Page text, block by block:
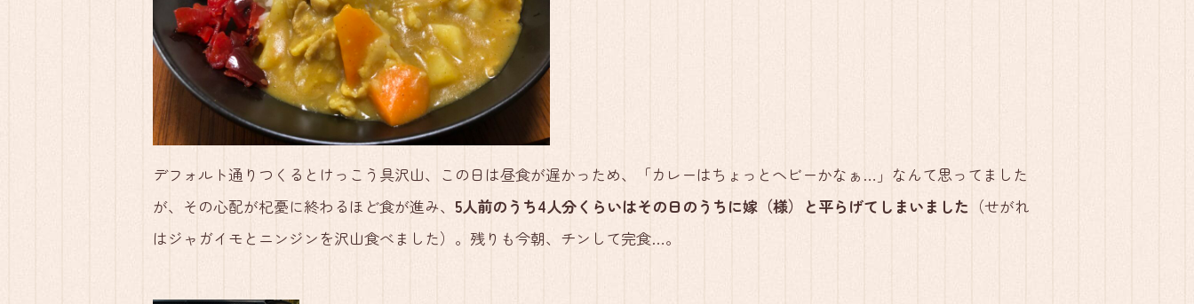
デフォルト通りつくるとけっこう具沢山、この日は昼食が遅かっため、「カレーはちょっとヘビーかなぁ…」なんて思ってました
が、その心配が杞憂に終わるほど食が進み、 5人前のうち4人分くらいはその日のうちに嫁（様）と平らげてしまいました （せがれ
はジャガイモとニンジンを沢山食べました）。残りも今朝、チンして完食…。